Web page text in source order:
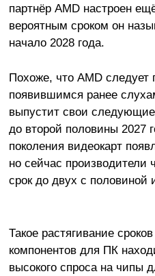
партнёр AMD настроен
вероятным сроком он
начало 2028 года.
Похоже, что AMD
появившимся ранее
выпустит свои
до второй половины 2027
поколения видеокарт
но сейчас производители
срок до двух с половиной
Такое растягивание
компонентов для ПК
высокого спроса на чипы